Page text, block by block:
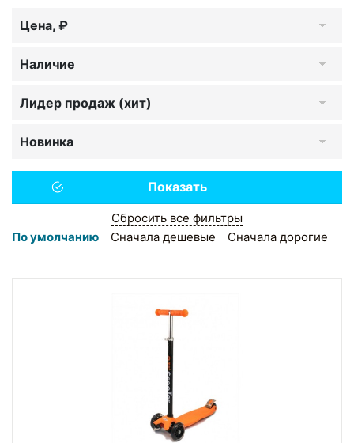
Цена, ₽
Наличие
Лидер продаж (хит)
Новинка
Сбросить все фильтры
По умолчанию
Сначала дешевые Сначала дорогие